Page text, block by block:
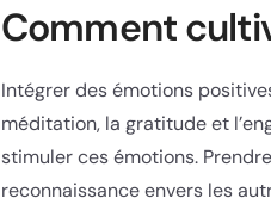
Comment
Intégrer des émotions
méditation, la gratitude et
stimuler ces émotions.
reconnaissance envers les